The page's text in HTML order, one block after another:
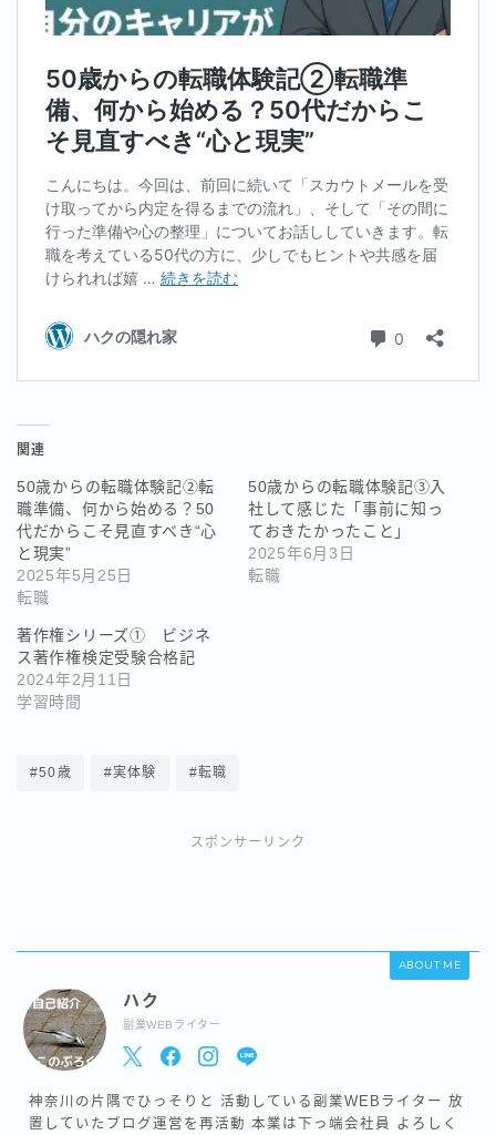
関連
50歳からの転職体験記②転
職準備、何から始める？50
代だからこそ見直すべき“心
と現実”
2025年5月25日
転職
50歳からの転職体験記③入
社して感じた「事前に知っ
ておきたかったこと」
2025年6月3日
転職
著作権シリーズ① ビジネ
ス著作権検定受験合格記
2024年2月11日
学習時間
#50歳 #実体験 #転職
スポンサーリンク
ABOUT ME
ハク
副業WEBライター
神奈川の片隅でひっそりと 活動している副業WEBライター 放
置していたブログ運営を再活動 本業は下っ端会社員 よろしく